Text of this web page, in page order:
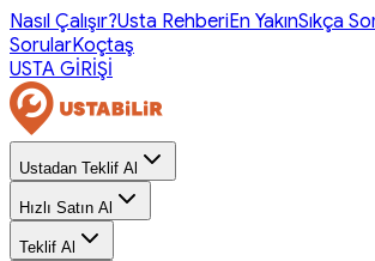
Nasıl Çalışır?Usta RehberiEn YakınSıkça
SorularKoçtaş
USTA GİRİŞİ
Ustadan Teklif Al
Hızlı Satın Al
Teklif Al